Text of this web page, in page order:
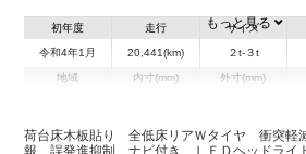
初年度
令和4年1月
走行
20,441(km)
サイズ
２t-３t
地域 内寸(mm)
H:380
外寸(mm)
H:1,960
もっと見る
荷台床木板貼り 全低床リアＷタイヤ 衝突軽
報 誤発進抑制 ナビ付き ＬＥＤヘッドラ